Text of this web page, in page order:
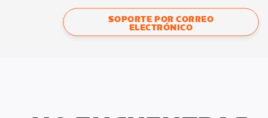
SOPORTE POR CORREO
ELECTRÓNICO